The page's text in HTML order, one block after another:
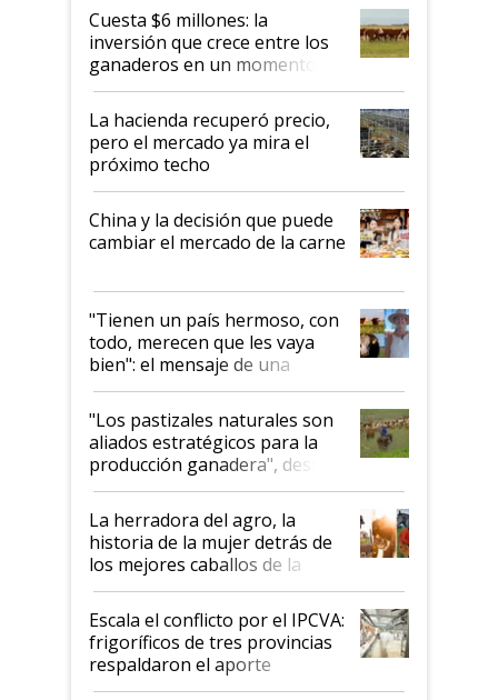
Cuesta $6 millones: la
inversión que crece entre los
ganaderos en un momento
histórico para la actividad
La hacienda recuperó precio,
pero el mercado ya mira el
próximo techo
China y la decisión que puede
cambiar el mercado de la carne
"Tienen un país hermoso, con
todo, merecen que les vaya
bien": el mensaje de una
ganadera uruguaya sobre las
oportunidades que se abren
para el agro en Argentina, con
foco en la carne
"Los pastizales naturales son
aliados estratégicos para la
producción ganadera", destaca
la iniciativa que ya reúne a 46
establecimientos en Argentina
La herradora del agro, la
historia de la mujer detrás de
los mejores caballos de la
Argentina y los mitos que
todavía hacen sufrir a estos
animales: "Mientras me
descalificaban, yo seguí
haciendo currículum"
Escala el conflicto por el IPCVA:
frigoríficos de tres provincias
respaldaron el aporte
obligatorio